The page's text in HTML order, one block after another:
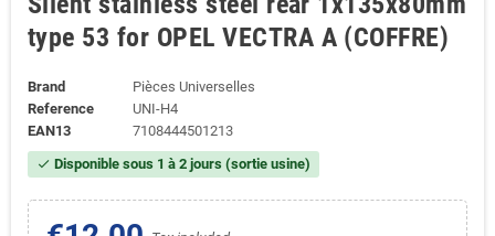
type 53 for OPEL VECTRA A (COFFRE)
Brand
Pièces Universelles
Reference
UNI-H4
EAN13
7108444501213
check Disponible sous 1 à 2 jours (sortie usine)